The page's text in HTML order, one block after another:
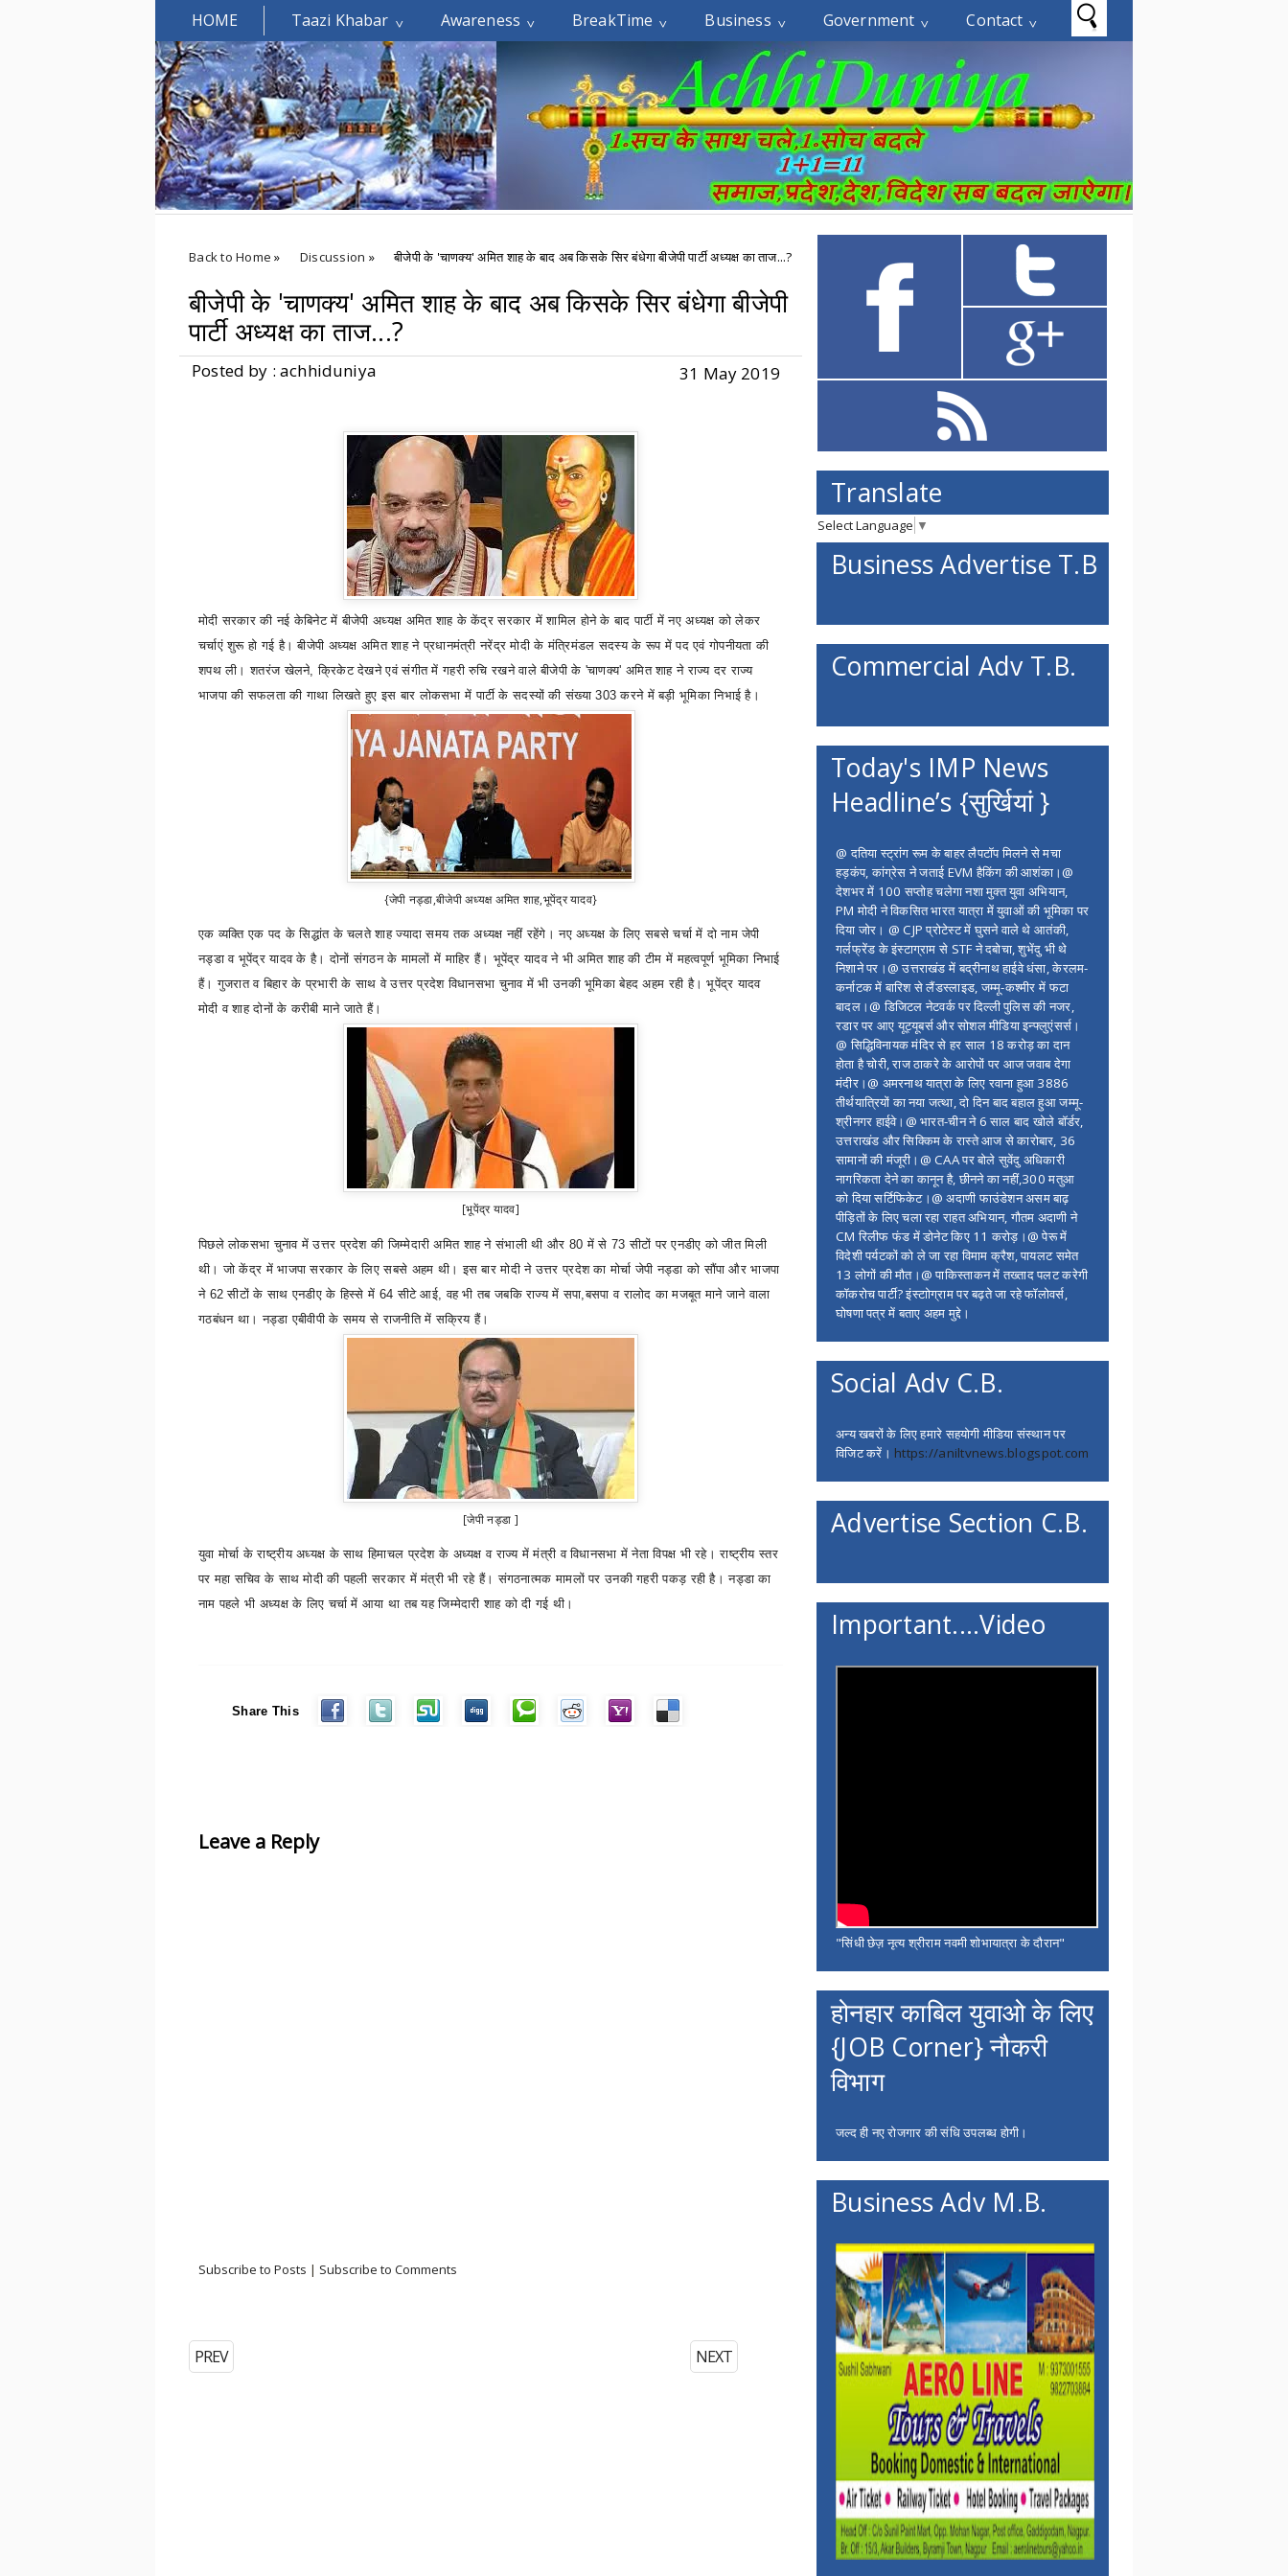
HOME Taazi Khabar Awareness BreakTime Business Government Contact
Welcomes You.....
Back to Home » Discussion » बीजेपी के 'चाणक्य' अमित शाह के बाद अब किसके सिर बंधेगा बीजेपी पार्टी अध्यक्ष का ताज...?
बीजेपी के 'चाणक्य' अमित शाह के बाद अब किसके सिर बंधेगा बीजेपी
पार्टी अध्यक्ष का ताज...?
Posted by : achhiduniya 31 May 2019
मोदी सरकार की नई केबिनेट मेंबीजेपी अध्यक्ष अमित शाह के केंद्र सरकार में शामिल होने के बाद पार्टी में नए अध्यक्ष को लेकर
चर्चाएं शुरू हो गई है। बीजेपी अध्यक्ष अमित शाह ने प्रधानमंत्री नरेंद्र मोदी के मंत्रिमंडल सदस्य के रूप में पद एवं गोपनीयता की
शपथ ली। शतरंज खेलने,क्रिकेट देखने एवं संगीत में गहरी रुचि रखने वाले बीजेपी के 'चाणक्य' अमित शाह ने राज्य दर राज्य
भाजपा की सफलता की गाथा लिखते हुए इस बार लोकसभा में पार्टी के सदस्यों की संख्या 303 करने में बड़ी भूमिका निभाई है।
{जेपी नड्डा,बीजेपी अध्यक्ष अमित शाह,भूपेंद्र यादव}
एक व्यक्ति एक पद के सिद्धांत के चलते शाह ज्यादा समय तक अध्यक्ष नहीं रहेंगे।नए अध्यक्ष के लिए सबसे चर्चा में दो नाम जेपी
नड्डा व भूपेंद्र यादव के है। दोनों संगठन के मामलों में माहिर हैं। भूपेंद्र यादव ने भी अमित शाह की टीम में महत्वपूर्ण भूमिका निभाई
हैं। गुजरात व बिहार के प्रभारी के साथ वे उत्तर प्रदेश विधानसभा चुनाव में भी उनकी भूमिका बेहद अहम रही है। भूपेंद्र यादव
मोदी व शाह दोनों के करीबी माने जाते हैं।
[भूपेंद्र यादव]
पिछले लोकसभा चुनाव में उत्तर प्रदेश की जिम्मेदारी अमित शाह ने संभाली थी और 80 में से 73 सीटों पर एनडीए को जीत मिली
थी। जो केंद्र में भाजपा सरकार के लिए सबसे अहम थी। इस बार मोदी ने उत्तर प्रदेश का मोर्चा जेपी नड्डा को सौंपा और भाजपा
ने 62 सीटों के साथ एनडीए के हिस्से में 64 सीटे आई,वह भी तब जबकि राज्य में सपा ,बसपा व रालोद का मजबूत माने जाने वाला
गठबंधन था। नड्डा एबीवीपी के समय से राजनीति में सक्रिय हैं।
[जेपी नड्डा ]
युवा मोर्चा के राष्ट्रीय अध्यक्ष के साथ हिमाचल प्रदेश के अध्यक्ष व राज्य में मंत्री व विधानसभा में नेता विपक्ष भी रहे। राष्ट्रीय स्तर
पर महा सचिव के साथ मोदी की पहली सरकार में मंत्री भी रहे हैं। संगठनात्मक मामलों पर उनकी गहरी पकड़ रही है। नड्डा का
नाम पहले भी अध्यक्ष के लिए चर्चा में आया था तब यह जिम्मेदारी शाह को दी गई थी।
Share This
Leave a Reply
Subscribe to Posts | Subscribe to Comments
NEXT
PREV
Translate
Select Language ▼
Business Advertise T.B
Commercial Adv T.B.
Today's IMP News
Headline’s {सुर्खियां }
@ दतिया स्ट्रांग रूम के बाहर लैपटॉप मिलने से मचा
हड़कंप, कांग्रेस ने जताई EVM हैकिंग की आशंका।@
देशभर में 100 सप्ताेह चलेगा नशा मुक्त युवा अभियान,
PM मोदी ने विकसित भारत यात्रा में युवाओं की भूमिका पर
दिया जोर। @ CJP प्रोटेस्ट में घुसने वाले थे आतंकी,
गर्लफ्रेंड के इंस्टाग्राम से STF ने दबोचा, शुभेंदु भी थे
निशाने पर।@ उत्तराखंड में बद्रीनाथ हाईवे धंसा, केरलम-
कर्नाटक में बारिश से लैंडस्लाइड, जम्मू-कश्मीर में फटा
बादल।@ डिजिटल नेटवर्क पर दिल्ली पुलिस की नजर,
रडार पर आए यूट्यूबर्स और सोशल मीडिया इन्फ्लुएंसर्स।
@ सिद्धिविनायक मंदिर से हर साल 18 करोड़ का दान
होता है चोरी, राज ठाकरे के आरोपों पर आज जवाब देगा
मंदीर।@ अमरनाथ यात्रा के लिए रवाना हुआ 3886
तीर्थयात्रियों का नया जत्था, दो दिन बाद बहाल हुआ जम्मू-
श्रीनगर हाईवे।@ भारत-चीन ने 6 साल बाद खोले बॉर्डर,
उत्तराखंड और सिक्किम के रास्ते आज से कारोबार, 36
सामानों की मंजूरी।@ CAA पर बोले सुवेंदु अधिकारी
नागरिकता देने का कानून है, छीनने का नहीं,300 मतुआ
को दिया सर्टिफिकेट।@ अदाणी फाउंडेशन असम बाढ़
पीड़ितों के लिए चला रहा राहत अभियान, गौतम अदाणी ने
CM रिलीफ फंड में डोनेट किए 11 करोड़।@ पेरू में
विदेशी पर्यटकों को ले जा रहा विमाम क्रैश, पायलट समेत
13 लोगों की मौत।@ पाकिस्ताकन में तख्ताद पलट करेगी
कॉकरोच पार्टी? इंस्टाोग्राम पर बढ़ते जा रहे फॉलोवर्स,
घोषणा पत्र में बताए अहम मुद्दे।
Social Adv C.B.
अन्य खबरों के लिए हमारे सहयोगी मीडिया संस्थान पर
विजिट करें। https://aniltvnews.blogspot.com
Advertise Section C.B.
Important....Video
"सिंधी छेज़ नृत्य श्रीराम नवमी शोभायात्रा के दौरान"
होनहार काबिल युवाओ के लिए
{JOB Corner} नौकरी
विभाग
जल्द ही नए रोजगार की संधि उपलब्ध होगी।
Business Adv M.B.